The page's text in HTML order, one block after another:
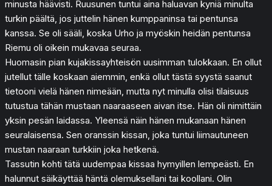
minusta häävisti. Ruusunen tuntui aina haluavan kyniä minulta
turkin päältä, jos juttelin hänen kumppaninsa tai pentunsa
kanssa. Se oli sääli, koska Urho ja myöskin heidän pentunsa
Riemu oli oikein mukavaa seuraa.
Huomasin pian kujakissayhteisön uusimman tulokkaan. En ollut
jutellut tälle koskaan aiemmin, enkä ollut tästä syystä saanut
tietooni vielä hänen nimeään, mutta nyt minulla olisi tilaisuus
tutustua tähän mustaan naaraaseen aivan itse. Hän oli nimittäin
yksin pesän laidassa. Yleensä näin hänen mukanaan hänen
seuralaisensa. Sen oranssin kissan, joka tuntui liimautuneen
mustan naaraan turkkiin joka hetkenä.
Tassutin kohti tätä uudempaa kissaa hymyillen lempeästi. En
halunnut säikäyttää häntä olemuksellani tai koollani. Olin